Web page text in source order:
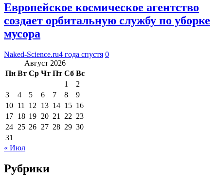
Европейское космическое агентство
создает орбитальную службу по уборке
мусора
Naked-Science.ru4 года спустя 0
Август 2026
Пн Вт Ср Чт Пт Сб Вс
1
2
3
4 5 6 7 8
9
10 11 12 13 14 15 16
17 18 19 20 21 22 23
24 25 26 27 28 29 30
31
« Июл
Рубрики